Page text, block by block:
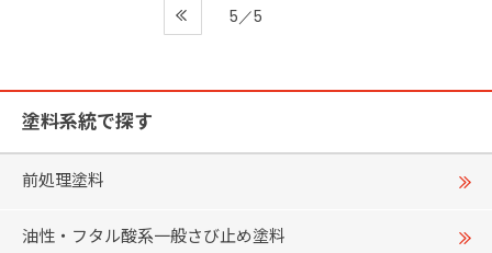
5／5
塗料系統で探す
前処理塗料
油性・フタル酸系一般さび止め塗料